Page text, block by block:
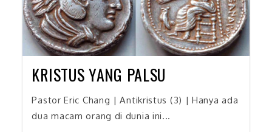
KRISTUS YANG PALSU
Pastor Eric Chang | Antikristus (3) | Hanya ada
dua macam orang di dunia ini...